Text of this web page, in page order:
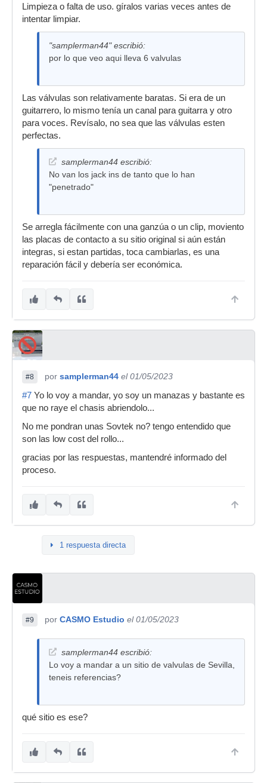
Limpieza o falta de uso. gíralos varias veces antes de
intentar limpiar.
"samplerman44" escribió:
por lo que veo aqui lleva 6 valvulas
Las válvulas son relativamente baratas. Si era de un
guitarrero, lo mismo tenía un canal para guitarra y otro
para voces. Revísalo, no sea que las válvulas esten
perfectas.
samplerman44 escribió:
No van los jack ins de tanto que lo han
"penetrado"
Se arregla fácilmente con una ganzúa o un clip, moviento
las placas de contacto a su sitio original si aún están
integras, si estan partidas, toca cambiarlas, es una
reparación fácil y debería ser económica.
#8 por samplerman44 el 01/05/2023
#7 Yo lo voy a mandar, yo soy un manazas y bastante es
que no raye el chasis abriendolo...
No me pondran unas Sovtek no? tengo entendido que
son las low cost del rollo...
gracias por las respuestas, mantendré informado del
proceso.
1 respuesta directa
#9 por CASMO Estudio el 01/05/2023
samplerman44 escribió:
Lo voy a mandar a un sitio de valvulas de Sevilla,
teneis referencias?
qué sitio es ese?